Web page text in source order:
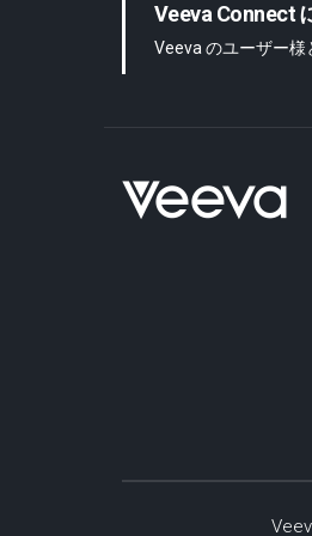
Veeva Connect
Veeva のユーザー